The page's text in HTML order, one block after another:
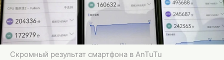
Скромный результат смартфона в AnTuTu